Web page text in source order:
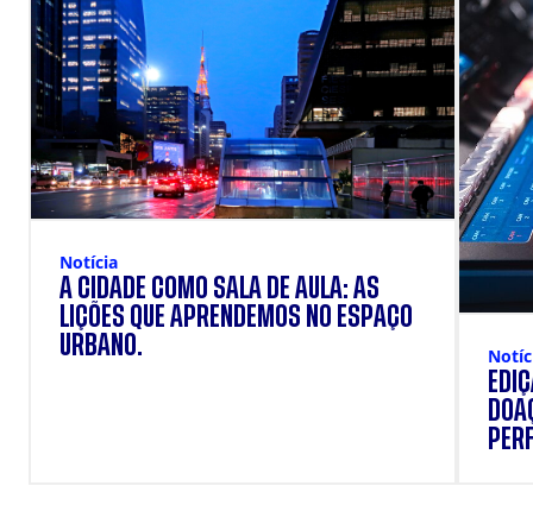
Notícia
A CIDADE COMO SALA DE AULA: AS
LIÇÕES QUE APRENDEMOS NO ESPAÇO
URBANO.